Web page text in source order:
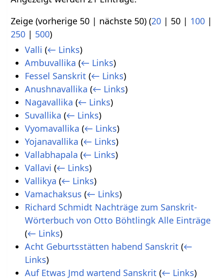
Zeige (vorherige 50 | nächste 50) (20 | 50 | 100 |
250 | 500)
Valli (← Links)
Ambuvallika (← Links)
Fessel Sanskrit (← Links)
Anushnavallika (← Links)
Nagavallika (← Links)
Suvallika (← Links)
Vyomavallika (← Links)
Yojanavallika (← Links)
Vallabhapala (← Links)
Vallavi (← Links)
Vallikya (← Links)
Vamachaksus (← Links)
Richard Schmidt Nachträge zum Sanskrit-
Wörterbuch von Otto Böhtlingk Alle Einträge
(← Links)
Acht Geburtsstätten habend Sanskrit (←
Links)
Auf Etwas Jmd wartend Sanskrit (← Links)